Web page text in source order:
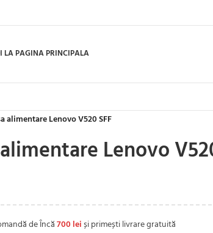
LA PAGINA PRINCIPALA
alimentare Lenovo V520 SFF
Lenovo
de Încă700 leiși primești livrare gratuită